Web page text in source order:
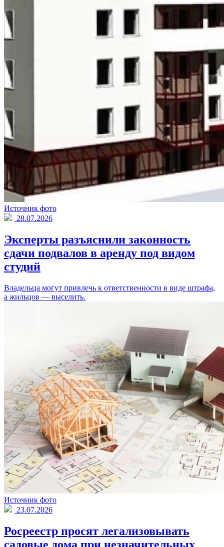
Источник фото
28.07.2026
Эксперты разъяснили законность
сдачи подвалов в аренду под видом
студий
Владельца могут привлечь к ответственности в виде штрафа,
а жильцов — выселить.
Источник фото
23.07.2026
Росреестр просят легализовывать